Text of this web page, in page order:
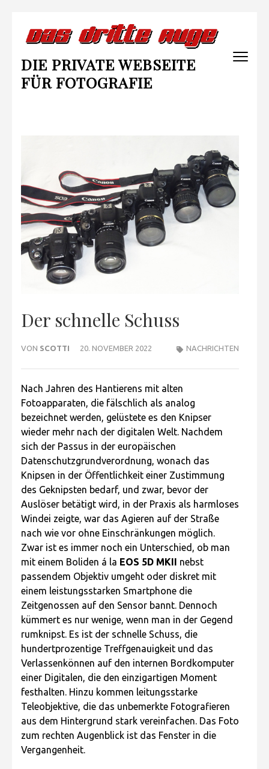
Inhalt
springen
(Enter
drücken)
DIE PRIVATE WEBSEITE
FÜR FOTOGRAFIE
Der schnelle Schuss
VON SCOTTI 20. NOVEMBER 2022 NACHRICHTEN
Nach Jahren des Hantierens mit alten
Fotoapparaten, die fälschlich als analog
bezeichnet werden, gelüstete es den Knipser
wieder mehr nach der digitalen Welt. Nachdem
sich der Passus in der europäischen
Datenschutzgrundverordnung, wonach das
Knipsen in der Öffentlichkeit einer Zustimmung
des Geknipsten bedarf, und zwar, bevor der
Auslöser betätigt wird, in der Praxis als harmloses
Windei zeigte, war das Agieren auf der Straße
nach wie vor ohne Einschränkungen möglich.
Zwar ist es immer noch ein Unterschied, ob man
mit einem Boliden á la EOS 5D MKII
nebst
passendem Objektiv umgeht oder diskret mit
einem leistungsstarken Smartphone die
Zeitgenossen auf den Sensor bannt. Dennoch
kümmert es nur wenige, wenn man in der Gegend
rumknipst. Es ist der schnelle Schuss, die
hundertprozentige Treffgenauigkeit und das
Verlassenkönnen auf den internen Bordkomputer
einer Digitalen, die den einzigartigen Moment
festhalten. Hinzu kommen leitungsstarke
Teleobjektive, die das unbemerkte Fotografieren
aus dem Hintergrund stark vereinfachen. Das Foto
zum rechten Augenblick ist das Fenster in die
Vergangenheit.